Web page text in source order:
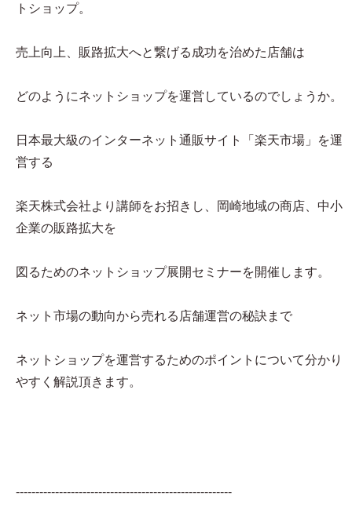
トショップ。
売上向上、販路拡大へと繋げる成功を治めた店舗は
どのようにネットショップを運営しているのでしょうか。
日本最大級のインターネット通販サイト「楽天市場」を運
営する
楽天株式会社より講師をお招きし、岡崎地域の商店、中小
企業の販路拡大を
図るためのネットショップ展開セミナーを開催します。
ネット市場の動向から売れる店舗運営の秘訣まで
ネットショップを運営するためのポイントについて分かり
やすく解説頂きます。
-------------------------------------------------------